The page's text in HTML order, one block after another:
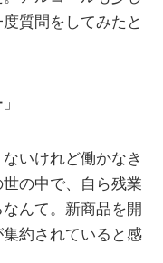
質問をしてみたと
いけれど働かなき
の中で、自ら残業
んて。新商品を開
約されていると感